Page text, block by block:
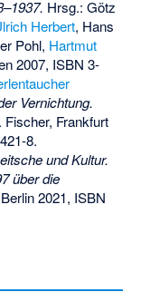
Hrsg.: Götz
Herbert, Hans
Pohl, Hartmut
2007, ISBN 3-
Vernichtung.
Fischer, Frankfurt
8.
und Kultur.
über die
2021, ISBN